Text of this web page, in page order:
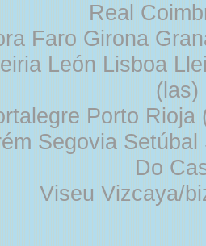
Real
Faro Girona
León Lisboa
Porto
Segovia
Do
Viseu Vizcaya/